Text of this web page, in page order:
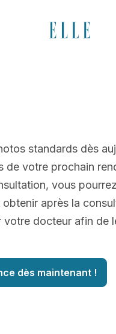
standards dès
de votre prochain
vous
après la
votre docteur afin de
dès maintenant !